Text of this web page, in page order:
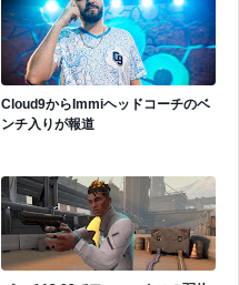
Cloud9からImmiヘッドコーチのベ
ンチ入りが報道